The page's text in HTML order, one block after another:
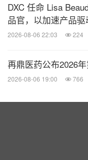
和留存用户、将非
费用户支出的能力
预期；洪恩对其商
济和商业状况；监
中。本新闻稿提供
日的数据。除适用
DXC 任命 Lisa
品官，以加速产品
2026-08-06 22:03 224
再鼎医药公布2026
2026-08-06 19:00 766